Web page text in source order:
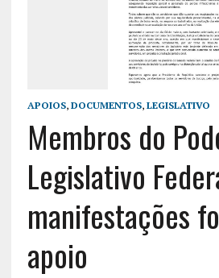
APOIOS, DOCUMENTOS, LEGISLATIVO
Membros do
Legislativo
manifestações
apoio